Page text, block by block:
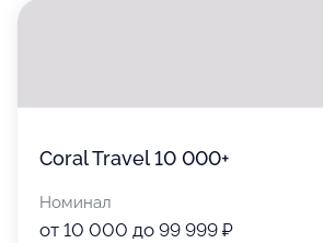
Coral Travel 10 000+
Номинал
от 10 000 до 99 999 ₽